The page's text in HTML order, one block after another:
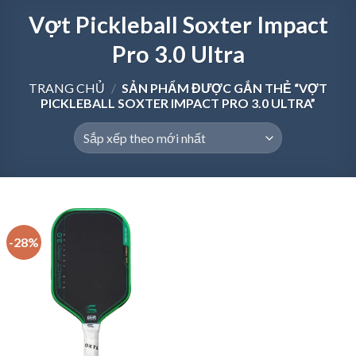
Vợt Pickleball Soxter Impact
Pro 3.0 Ultra
TRANG CHỦ / SẢN PHẨM ĐƯỢC GẮN THẺ “VỢT
PICKLEBALL SOXTER IMPACT PRO 3.0 ULTRA”
-28%